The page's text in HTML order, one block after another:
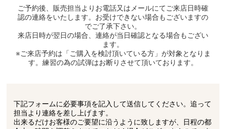
ご予約後、販売担当よりお電話又はメールにてご来店日時確
認の連絡をいたします。お受けできない場合もございますの
でご了承下さい。
来店日時が翌日の場合、連絡が当日確認となる場合もござい
ます。
※ご来店予約は「ご購入を検討頂いている方」が対象となりま
す。練習の為の試弾はお断りさせて頂いております。
下記フォームに必要事項を記入して送信してください。追って
担当より連絡を差し上げます。
出来るだけお客様のご要望に沿うように致しますが、日程の都